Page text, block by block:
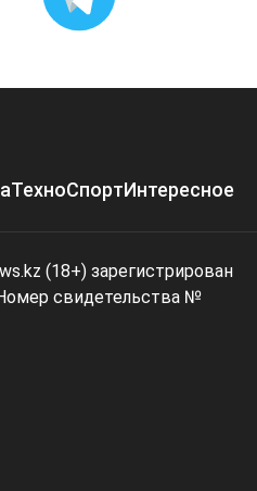
ТехноСпортИнтересное
(18+) зарегистрирован
свидетельства №